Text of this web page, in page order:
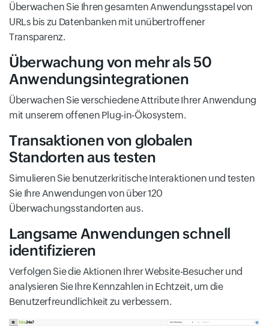
Überwachen Sie Ihren gesamten Anwendungsstapel von
URLs bis zu Datenbanken mit unübertroffener
Transparenz.
Überwachung von mehr als 50
Anwendungsintegrationen
Überwachen Sie verschiedene Attribute Ihrer Anwendung
mit unserem offenen Plug-in-Ökosystem.
Transaktionen von globalen
Standorten aus testen
Simulieren Sie benutzerkritische Interaktionen und testen
Sie Ihre Anwendungen von über 120
Überwachungsstandorten aus.
Langsame Anwendungen schnell
identifizieren
Verfolgen Sie die Aktionen Ihrer Website-Besucher und
analysieren Sie Ihre Kennzahlen in Echtzeit, um die
Benutzerfreundlichkeit zu verbessern.